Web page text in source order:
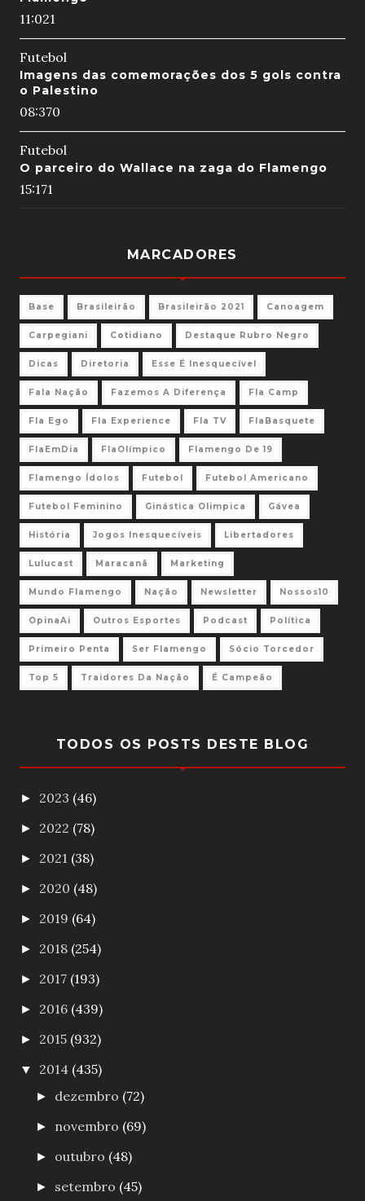
11:021
Futebol
Imagens das comemorações dos 5 gols contra
o Palestino
08:370
Futebol
O parceiro do Wallace na zaga do Flamengo
15:171
MARCADORES
Base Brasileirão Brasileirão 2021 Canoagem
Carpegiani Cotidiano Destaque Rubro Negro
Dicas Diretoria Esse É Inesquecível
Fala Nação Fazemos A Diferença Fla Camp
Fla Ego Fla Experience Fla TV FlaBasquete
FlaEmDia FlaOlímpico Flamengo De 19
Flamengo Ídolos Futebol Futebol Americano
Futebol Feminino Ginástica Olimpica Gávea
História Jogos Inesquecíveis Libertadores
Lulucast Maracanã Marketing
Mundo Flamengo Nação Newsletter Nossos10
OpinaAi Outros Esportes Podcast Política
Primeiro Penta Ser Flamengo Sócio Torcedor
Top 5 Traidores Da Nação É Campeão
TODOS OS POSTS DESTE BLOG
► 2023 (46)
► 2022 (78)
► 2021 (38)
► 2020 (48)
► 2019 (64)
► 2018 (254)
► 2017 (193)
► 2016 (439)
► 2015 (932)
▼ 2014 (435)
► dezembro (72)
► novembro (69)
► outubro (48)
► setembro (45)